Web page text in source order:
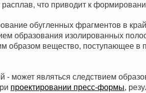
расплав, что приводит к
обугленных фрагментов в
образования изолированных
образом вещество, поступающее в
- может являться следствием
проектировании пресс-формы,